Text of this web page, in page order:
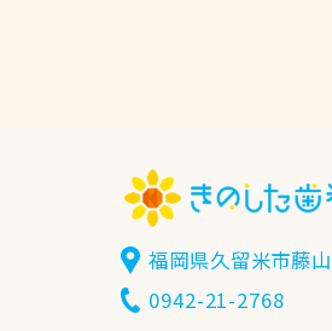
福岡県久留米市藤
0942-21-2768